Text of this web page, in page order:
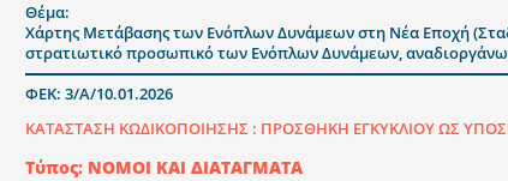
Θέμα:
Χάρτης Μετάβασης των Ενόπλων Δυνάμεων στη Νέα Εποχή
στρατιωτικό προσωπικό των Ενόπλων Δυνάμεων,
ΦΕΚ: 3/Α/10.01.2026
ΚΑΤΑΣΤΑΣΗ ΚΩΔΙΚΟΠΟΙΗΣΗΣ : ΠΡΟΣΘΗΚΗ ΕΓΚΥΚΛΙΟΥ ΩΣ
Τύπος: ΝΟΜΟΙ ΚΑΙ ΔΙΑΤΑΓΜΑΤΑ